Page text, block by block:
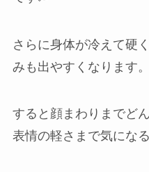
さらに身体が冷えて硬
みも出やすくなります。
すると顔まわりまでど
表情の軽さまで気にな